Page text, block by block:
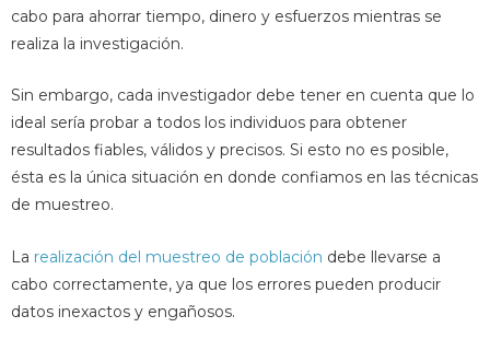
cabo para ahorrar tiempo, dinero y esfuerzos mientras se
realiza la investigación.
Sin embargo, cada investigador debe tener en cuenta que lo
ideal sería probar a todos los individuos para obtener
resultados fiables, válidos y precisos. Si esto no es posible,
ésta es la única situación en donde confiamos en las técnicas
de muestreo.
La realización del muestreo de población debe llevarse a
cabo correctamente, ya que los errores pueden producir
datos inexactos y engañosos.